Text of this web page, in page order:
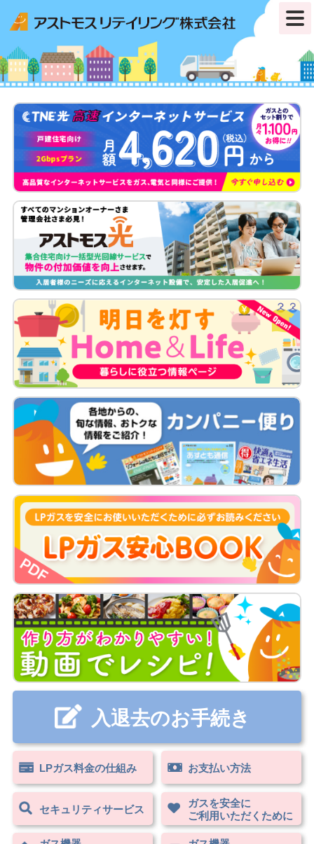
入退去のお手続き
LPガス料⾦の仕組み お支払い方法
セキュリティサービス
ガスを安全に
ご利⽤いただくために